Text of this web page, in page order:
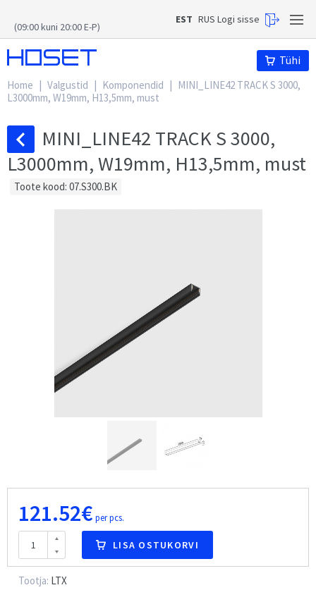
(09:00 kuni 20:00 E-P)
EST RUS Logi sisse
Tühi
Home | Valgustid | Komponendid | MINI_LINE42 TRACK S 3000,
L3000mm, W19mm, H13,5mm, must
MINI_LINE42 TRACK S 3000,
L3000mm, W19mm, H13,5mm, must
Toote kood: 07.S300.BK
121.52€ per pcs.
LISA OSTUKORVI
Tootja: LTX